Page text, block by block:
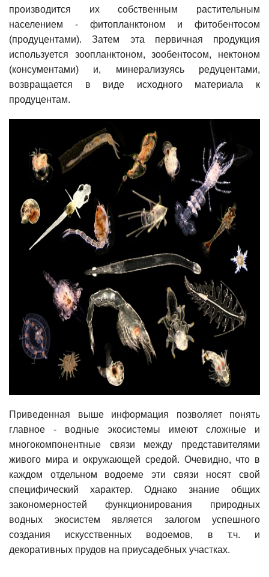
производится их собственным растительным
населением - фитопланктоном и фитобентосом
(продуцентами). Затем эта первичная продукция
используется зоопланктоном, зообентосом, нектоном
(консументами) и, минерализуясь редуцентами,
возвращается в виде исходного материала к
продуцентам.
Приведенная выше информация позволяет понять
главное - водные экосистемы имеют сложные и
многокомпонентные связи между представителями
живого мира и окружающей средой. Очевидно, что в
каждом отдельном водоеме эти связи носят свой
специфический характер. Однако знание общих
закономерностей функционирования природных
водных экосистем является залогом успешного
создания искусственных водоемов, в т.ч. и
декоративных прудов на приусадебных участках.